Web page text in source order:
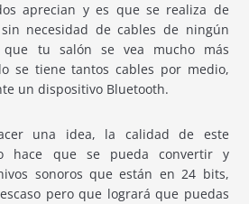
aprecian y es que se realiza de
necesidad de cables de ningún
tu salón se vea mucho más
se tiene tantos cables por medio,
un dispositivo Bluetooth.
una idea, la calidad de este
hace que se pueda convertir y
sonoros que están en 24 bits,
pero que logrará que puedas